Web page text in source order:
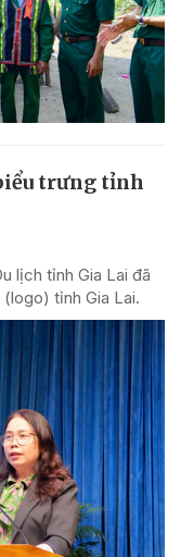
trưng tỉnh
lịch tỉnh Gia Lai đã
tỉnh Gia Lai.